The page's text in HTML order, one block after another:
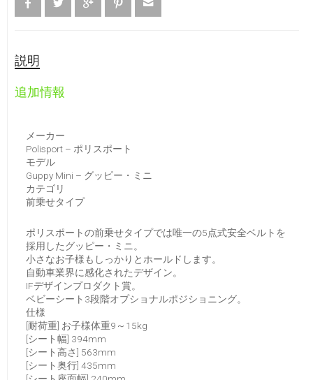
説明
追加情報
メーカー
Polisport – ポリスポート
モデル
Guppy Mini – グッピー・ミニ
カテゴリ
前乗せタイプ
ポリスポートの前乗せタイプでは唯一の5点式安全ベルトを
採用したグッピー・ミニ。
小さなお子様もしっかりとホールドします。
自動車業界に感化されたデザイン。
IFデザインプロダクト賞。
ベビーシート3段階オプショナルポジショニング。
仕様
[耐荷重] お子様体重9～15kg
[シート幅] 394mm
[シート高さ] 563mm
[シート奥行] 435mm